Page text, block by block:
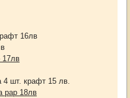
16лв
17лв
4 шт. крафт 15 лв.
рар 18лв